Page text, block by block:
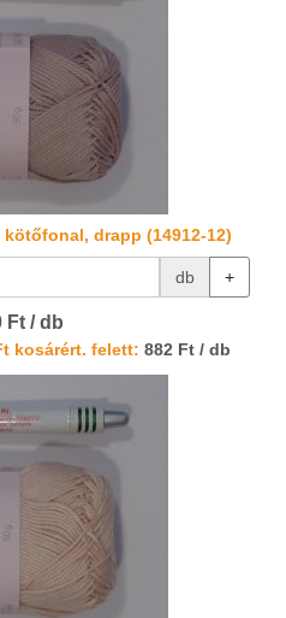
drapp (14912-12)
db +
Ft / db
kosárért. felett: 882 Ft / db